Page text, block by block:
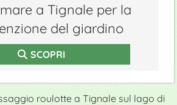
a Tignale per la
del giardino
SCOPRI
roulotte a Tignale sul lago di